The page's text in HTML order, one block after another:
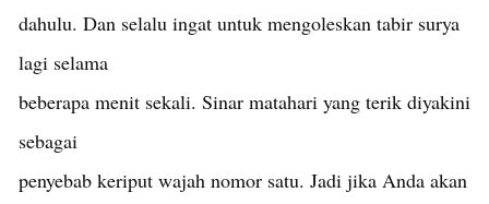
dahulu. Dan selalu ingat untuk mengoleskan tabir surya
lagi selama
beberapa menit sekali. Sinar matahari yang terik diyakini
sebagai
penyebab keriput wajah nomor satu. Jadi jika Anda akan